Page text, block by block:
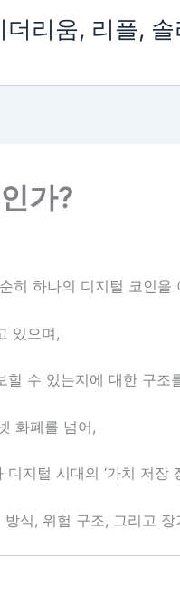
리움, 리플,
가?
히 하나의 디지털 코인을
있으며,
수 있는지에 대한 구조
화폐를 넘어,
지털 시대의 ‘가치 저장
식, 위험 구조, 그리고